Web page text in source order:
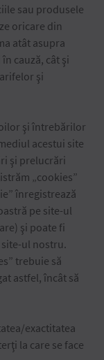
sau produsele
oricare din
atât asupra
cauză, cât şi
şi
şi întrebărilor
acestui site
şi prelucrări
„cookies”
înregistrează
pe site-ul
şi poate fi
ul nostru.
trebuie să
astfel, încât să
exactitatea
la care se face